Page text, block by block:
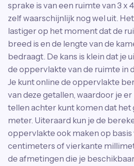
sprake is van een ruimte van 3 x
zelf waarschijnlijk nog wel uit.
lastiger op het moment dat de
breed is en de lengte van de
bedraagt. De kans is klein dat je
de oppervlakte van de ruimte in
Je kunt online de oppervlakte
van deze getallen, waardoor je
tellen achter kunt komen dat het
meter. Uiteraard kun je de
oppervlakte ook maken op
centimeters of vierkante
de afmetingen die je